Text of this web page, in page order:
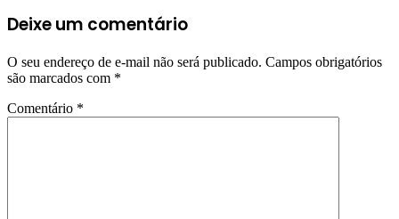
Deixe um comentário
O seu endereço de e-mail não será publicado. Campos obrigatórios
são marcados com *
Comentário *